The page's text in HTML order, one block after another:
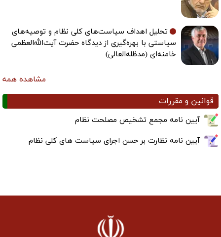
تحلیل اهداف سیاست‌های کلی نظام و توصیه‌های
سیاستی با بهره‌گیری از دیدگاه حضرت آیت‌الله‌العظمی
خامنه‌ای (مدظله‌العالی)
مشاهده همه
قوانین و مقررات
آیین نامه مجمع تشخیص مصلحت نظام
آیین نامه نظارت بر حسن اجرای سیاست های کلی نظام